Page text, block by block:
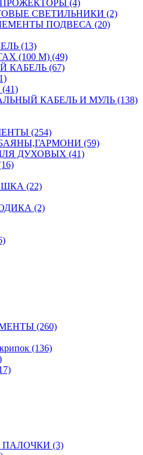
(4)
СВЕТИЛЬНИКИ (2)
ПОДВЕСА (20)
(13)
(100 М) (49)
(67)
КАБЕЛЬ И МУЛЬ (138)
(254)
(59)
ДУХОВЫХ (41)
(22)
(2)
(260)
(136)
(3)